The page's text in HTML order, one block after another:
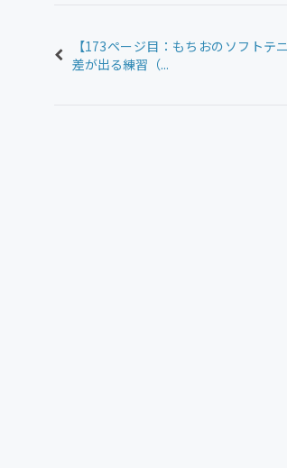
【173ページ目：もちおのソフトテ
差が出る練習（...